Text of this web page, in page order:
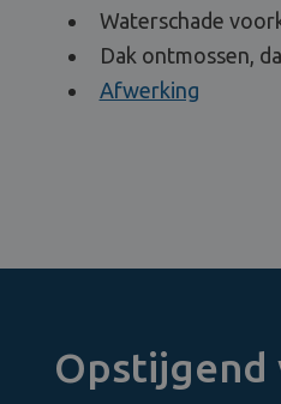
Waterschade
Dak ontmossen,
Afwerking
Opstijgend